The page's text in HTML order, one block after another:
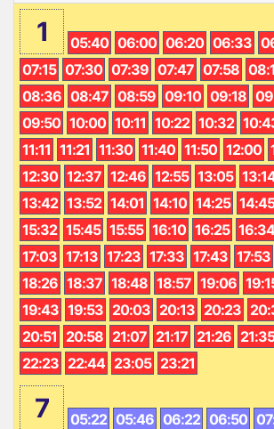
1 05:40 06:00 06:20 06:33
07:15 07:30 07:39 07:47 07:58
08:36 08:47 08:59 09:10 09:18
09:50 10:00 10:11 10:22 10:32
11:11 11:21 11:30 11:40 11:50 12:00
12:30 12:37 12:46 12:55 13:05
13:42 13:52 14:01 14:10 14:25 14:45
15:32 15:45 15:55 16:10 16:25 16:34
17:03 17:13 17:23 17:33 17:43 17:53
18:26 18:37 18:48 18:57 19:06
19:43 19:53 20:03 20:13 20:23
20:51 20:58 21:07 21:17 21:26 21:35
22:23 22:44 23:05 23:21
7 05:22 05:46 06:22 06:50